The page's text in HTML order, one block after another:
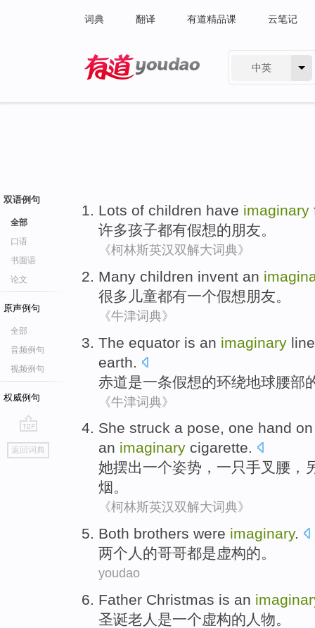
词典 翻译 有道精品课 云笔记
中英
双语例句
全部
口语
书面语
论文
原声例句
全部
音频例句
视频例句
权威例句
go
top
返回词典
Lots of children have imaginary
许多孩子都有假想的朋友。
《柯林斯英汉双解大词典》
Many children invent an
很多 儿童都有一个假想朋友。
《牛津词典》
The equator is an imaginary line
earth
赤道是一条假想的环绕地球腰部
《牛津词典》
She struck a pose, one hand
an imaginary cigarette.
她摆出一个姿势 ， 一只手叉腰，
烟。
《柯林斯英汉双解大词典》
Both brothers were imaginary.
两个人的哥哥都是虚构的。
youdao
Father Christmas is an
圣诞老人 是一个虚构的 人物。